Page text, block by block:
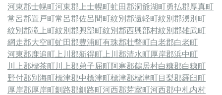
河東郡士幌町河東郡上士幌町虻田郡洞爺湖町勇払郡厚真町
常呂郡置戸町常呂郡佐呂間町紋別郡遠軽町紋別郡湧別町
紋別郡滝上町紋別郡興部町紋別郡西興部村紋別郡雄武町
網走郡大空町虻田郡豊浦町有珠郡壮瞥町白老郡白老町
河東郡鹿追町 上川郡新得町 上川郡清水町厚岸郡浜中町
川上郡標茶町川上郡弟子屈町阿寒郡鶴居村白糠郡白糠町
野付郡別海町標津郡中標津町標津郡標津町目梨郡羅臼町
厚岸郡厚岸町釧路郡釧路町河西郡芽室町河西郡中札内村